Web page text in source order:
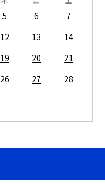
5 6
7
12 13
14
19 20
21
26 27
28